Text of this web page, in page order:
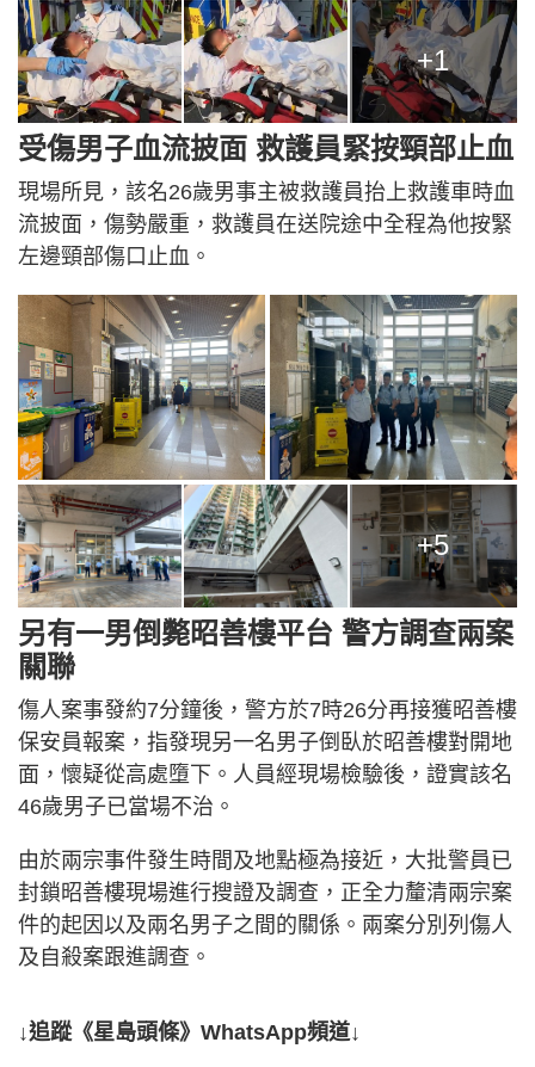
+1
受傷男子血流披面 救護員緊按頸部止血
現場所見，該名26歲男事主被救護員抬上救護車時血
流披面，傷勢嚴重，救護員在送院途中全程為他按緊
左邊頸部傷口止血。
+5
另有一男倒斃昭善樓平台 警方調查兩案
關聯
傷人案事發約7分鐘後，警方於7時26分再接獲昭善樓
保安員報案，指發現另一名男子倒臥於昭善樓對開地
面，懷疑從高處墮下。人員經現場檢驗後，證實該名
46歲男子已當場不治。
由於兩宗事件發生時間及地點極為接近，大批警員已
封鎖昭善樓現場進行搜證及調查，正全力釐清兩宗案
件的起因以及兩名男子之間的關係。兩案分別列傷人
及自殺案跟進調查。
↓追蹤《星島頭條》WhatsApp頻道↓